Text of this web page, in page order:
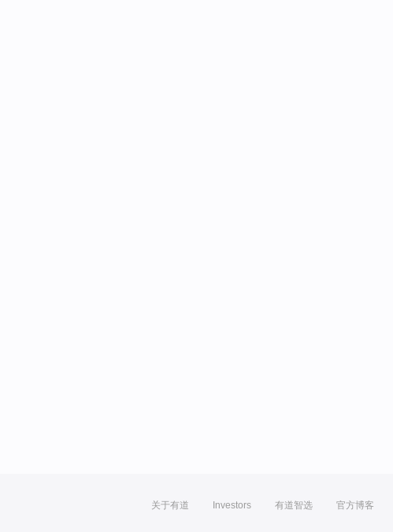
关于有道 Investors 有道智选 官方博客